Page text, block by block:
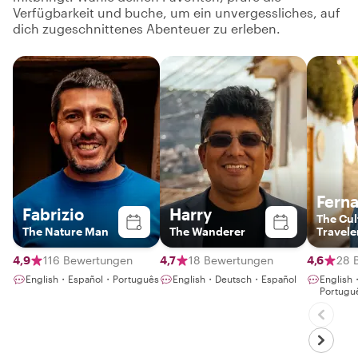
Verfügbarkeit und buche, um ein unvergessliches, auf
dich zugeschnittenes Abenteuer zu erleben.
Fabrizio
The Nature Man
4,9 116 Bewertungen
English・Español・Português
Harry
The Wanderer
4,7 18 Bewertungen
English・Deutsch・Español
The
4,6 28
English